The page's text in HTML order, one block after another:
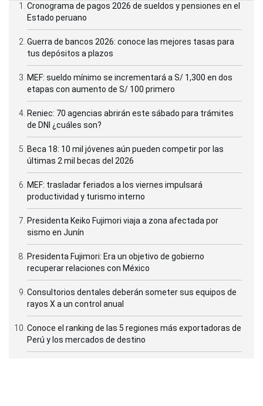
Cronograma de pagos 2026 de sueldos y pensiones en el
Estado peruano
Guerra de bancos 2026: conoce las mejores tasas para
tus depósitos a plazos
MEF: sueldo mínimo se incrementará a S/ 1,300 en dos
etapas con aumento de S/ 100 primero
Reniec: 70 agencias abrirán este sábado para trámites
de DNI ¿cuáles son?
Beca 18: 10 mil jóvenes aún pueden competir por las
últimas 2 mil becas del 2026
MEF: trasladar feriados a los viernes impulsará
productividad y turismo interno
Presidenta Keiko Fujimori viaja a zona afectada por
sismo en Junín
Presidenta Fujimori: Era un objetivo de gobierno
recuperar relaciones con México
Consultorios dentales deberán someter sus equipos de
rayos X a un control anual
Conoce el ranking de las 5 regiones más exportadoras de
Perú y los mercados de destino